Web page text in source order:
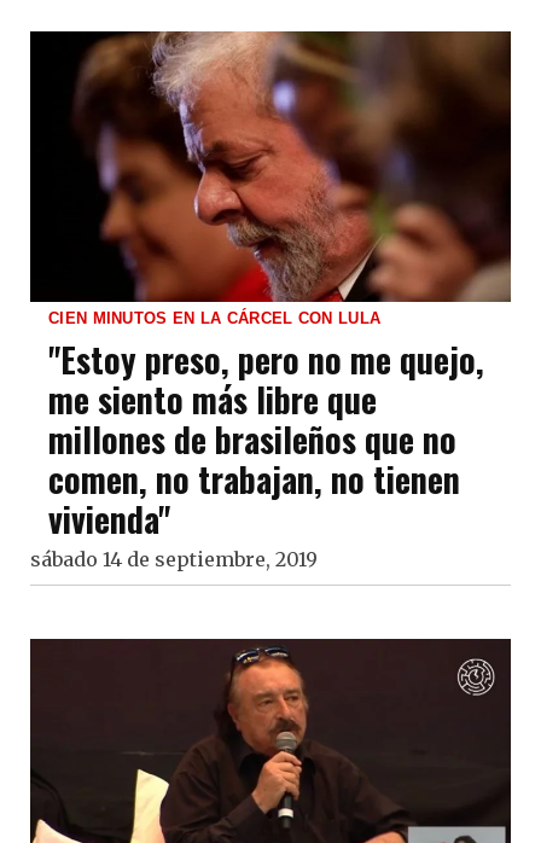
CIEN MINUTOS EN LA CÁRCEL CON LULA
"Estoy preso, pero no me quejo,
me siento más libre que
millones de brasileños que no
comen, no trabajan, no tienen
vivienda"
sábado 14 de septiembre, 2019